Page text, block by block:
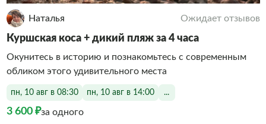
Наталья Ожидает отзывов
Куршская коса + дикий пляж за 4 часа
Окунитесь в историю и познакомьтесь с современным
обликом этого удивительного места
пн, 10 авг в 08:30 пн, 10 авг в 14:00 ...
3 600 ₽за одного